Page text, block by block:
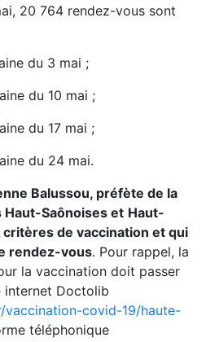
20 764 rendez-vous sont
du 3 mai ;
du 10 mai ;
du 17 mai ;
du 24 mai.
Balussou, préfète de la
Haut-Saônoises et Haut-
de vaccination et qui
rendez-vous. Pour rappel, la
la vaccination doit passer
internet Doctolib
covid-19/haute-
téléphonique